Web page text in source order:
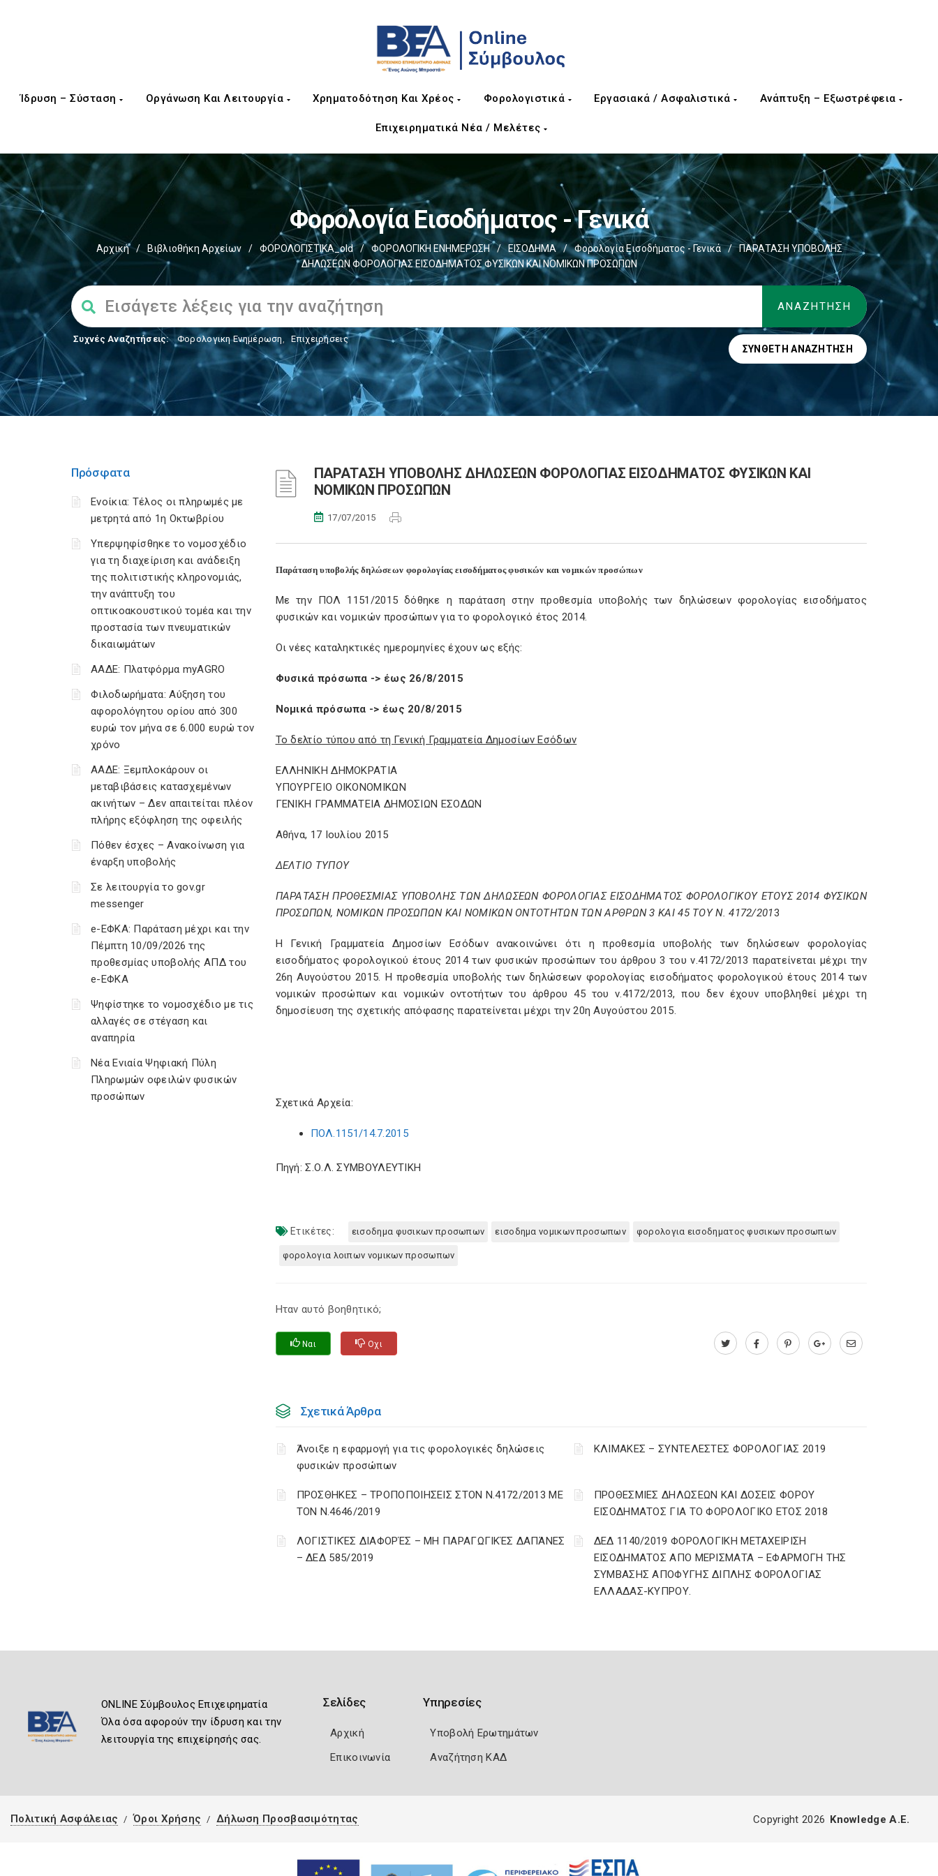
Ίδρυση – Σύσταση Οργάνωση Και Λειτουργία Χρηματοδότηση Και Χρέος Φορολογιστικά Εργασιακά / Ασφαλιστικά Ανάπτυξη – Εξωστρέφεια
Επιχειρηματικά Νέα / Μελέτες
Φορολογία Εισοδήματος - Γενικά
Αρχική / Βιβλιοθήκη Αρχείων / ΦΟΡΟΛΟΓΙΣΤΙΚΑ_old / ΦΟΡΟΛΟΓΙΚΗ ΕΝΗΜΕΡΩΣΗ / ΕΙΣΟΔΗΜΑ / Φορολογία Εισοδήματος - Γενικά /
ΠΑΡΑΤΑΣΗ ΥΠΟΒΟΛΗΣ
ΔΗΛΩΣΕΩΝ ΦΟΡΟΛΟΓΙΑΣ ΕΙΣΟΔΗΜΑΤΟΣ ΦΥΣΙΚΩΝ ΚΑΙ ΝΟΜΙΚΩΝ ΠΡΟΣΩΠΩΝ
Συχνές Αναζητήσεις: Φορολογικη Ενημέρωση, Επιχειρήσεις
ΣΎΝΘΕΤΗ ΑΝΑΖΉΤΗΣΗ
Πρόσφατα
Ενοίκια: Τέλος οι πληρωμές με
μετρητά από 1η Οκτωβρίου
Υπερψηφίσθηκε το νομοσχέδιο
για τη διαχείριση και ανάδειξη
της πολιτιστικής κληρονομιάς,
την ανάπτυξη του
οπτικοακουστικού τομέα και την
προστασία των πνευματικών
δικαιωμάτων
ΑΑΔΕ: Πλατφόρμα myAGRO
Φιλοδωρήματα: Αύξηση του
αφορολόγητου ορίου από 300
ευρώ τον μήνα σε 6.000 ευρώ τον
χρόνο
ΑΑΔΕ: Ξεμπλοκάρουν οι
μεταβιβάσεις κατασχεμένων
ακινήτων – Δεν απαιτείται πλέον
πλήρης εξόφληση της οφειλής
Πόθεν έσχες – Ανακοίνωση για
έναρξη υποβολής
Σε λειτουργία το gov.gr
messenger
e-ΕΦΚΑ: Παράταση μέχρι και την
Πέμπτη 10/09/2026 της
προθεσμίας υποβολής ΑΠΔ του
e-ΕΦΚΑ
Ψηφίστηκε το νομοσχέδιο με τις
αλλαγές σε στέγαση και
αναπηρία
Νέα Ενιαία Ψηφιακή Πύλη
Πληρωμών οφειλών φυσικών
προσώπων
ΠΑΡΑΤΑΣΗ ΥΠΟΒΟΛΗΣ ΔΗΛΩΣΕΩΝ ΦΟΡΟΛΟΓΙΑΣ ΕΙΣΟΔΗΜΑΤΟΣ ΦΥΣΙΚΩΝ ΚΑΙ
ΝΟΜΙΚΩΝ ΠΡΟΣΩΠΩΝ
17/07/2015
Παράταση υποβολής δηλώσεων φορολογίας εισοδήματος φυσικών και νομικών προσώπων
Με την ΠΟΛ 1151/2015 δόθηκε η παράταση στην προθεσμία υποβολής των δηλώσεων φορολογίας εισοδήματος
φυσικών και νομικών προσώπων για το φορολογικό έτος 2014.
Οι νέες καταληκτικές ημερομηνίες έχουν ως εξής:
Φυσικά πρόσωπα -> έως 26/8/2015
Νομικά πρόσωπα -> έως 20/8/2015
Το δελτίο τύπου από τη Γενική Γραμματεία Δημοσίων Εσόδων
ΕΛΛΗΝΙΚΗ ΔΗΜΟΚΡΑΤΙΑ
ΥΠΟΥΡΓΕΙΟ ΟΙΚΟΝΟΜΙΚΩΝ
ΓΕΝΙΚΗ ΓΡΑΜΜΑΤΕΙΑ ΔΗΜΟΣΙΩΝ ΕΣΟΔΩΝ
Αθήνα, 17 Ιουλίου 2015
ΔΕΛΤΙΟ ΤΥΠΟΥ
ΠΑΡΑΤΑΣΗ ΠΡΟΘΕΣΜΙΑΣ ΥΠΟΒΟΛΗΣ ΤΩΝ ΔΗΛΩΣΕΩΝ ΦΟΡΟΛΟΓΙΑΣ ΕΙΣΟΔΗΜΑΤΟΣ ΦΟΡΟΛΟΓΙΚΟΥ ΕΤΟΥΣ 2014 ΦΥΣΙΚΩΝ
ΠΡΟΣΩΠΩΝ, ΝΟΜΙΚΩΝ ΠΡΟΣΩΠΩΝ ΚΑΙ ΝΟΜΙΚΩΝ ΟΝΤΟΤΗΤΩΝ ΤΩΝ ΑΡΘΡΩΝ 3 ΚΑΙ 45 ΤΟΥ Ν. 4172/2013
Η Γενική Γραμματεία Δημοσίων Εσόδων ανακοινώνει ότι η προθεσμία υποβολής των δηλώσεων φορολογίας
εισοδήματος φορολογικού έτους 2014 των φυσικών προσώπων του άρθρου 3 του ν.4172/2013 παρατείνεται μέχρι την
26η Αυγούστου 2015. Η προθεσμία υποβολής των δηλώσεων φορολογίας εισοδήματος φορολογικού έτους 2014 των
νομικών προσώπων και νομικών οντοτήτων του άρθρου 45 του ν.4172/2013, που δεν έχουν υποβληθεί μέχρι τη
δημοσίευση της σχετικής απόφασης παρατείνεται μέχρι την 20η Αυγούστου 2015.
Σχετικά Αρχεία:
ΠΟΛ.1151/14.7.2015
Πηγή: Σ.Ο.Λ. ΣΥΜΒΟΥΛΕΥΤΙΚΗ
Ετικέτες: εισοδημα φυσικων προσωπων εισοδημα νομικων προσωπων φορολογια εισοδηματος φυσικων προσωπων
φορολογια λοιπων νομικων προσωπων
Ηταν αυτό βοηθητικό;
Ναι Οχι
Σχετικά Άρθρα
Άνοιξε η εφαρμογή για τις φορολογικές δηλώσεις
φυσικών προσώπων
ΚΛΙΜΑΚΕΣ – ΣΥΝΤΕΛΕΣΤΕΣ ΦΟΡΟΛΟΓΙΑΣ 2019
ΠΡΟΣΘΗΚΕΣ – ΤΡΟΠΟΠΟΙΗΣΕΙΣ ΣΤΟΝ Ν.4172/2013 ΜΕ
ΤΟΝ Ν.4646/2019
ΠΡΟΘΕΣΜΙΕΣ ΔΗΛΩΣΕΩΝ ΚΑΙ ΔΟΣΕΙΣ ΦΟΡΟΥ
ΕΙΣΟΔΗΜΑΤΟΣ ΓΙΑ ΤΟ ΦΟΡΟΛΟΓΙΚΟ ΕΤΟΣ 2018
ΛΟΓΙΣΤΙΚΈΣ ΔΙΑΦΟΡΈΣ – ΜΗ ΠΑΡΑΓΩΓΙΚΈΣ ΔΑΠΆΝΕΣ
– ΔΕΔ 585/2019
ΔΕΔ 1140/2019 ΦΟΡΟΛΟΓΙΚΗ ΜΕΤΑΧΕΙΡΙΣΗ
ΕΙΣΟΔΗΜΑΤΟΣ ΑΠΟ ΜΕΡΙΣΜΑΤΑ – ΕΦΑΡΜΟΓΗ ΤΗΣ
ΣΥΜΒΑΣΗΣ ΑΠΟΦΥΓΗΣ ΔΙΠΛΗΣ ΦΟΡΟΛΟΓΙΑΣ
ΕΛΛΑΔΑΣ-ΚΥΠΡΟΥ.
ONLINE Σύμβουλος Επιχειρηματία
Όλα όσα αφορούν την ίδρυση και την
λειτουργία της επιχείρησής σας.
Σελίδες
Αρχική
Επικοινωνία
Υπηρεσίες
Υποβολή Ερωτημάτων
Αναζήτηση ΚΑΔ
Πολιτική Ασφάλειας Όροι Χρήσης Δήλωση Προσβασιμότητας Copyright 2026 Knowledge A.E.